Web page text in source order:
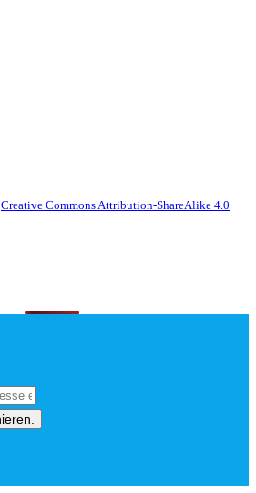
Creative Commons Attribution-ShareAlike 4.0